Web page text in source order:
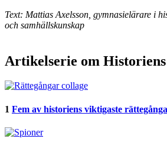
Text: Mattias Axelsson, gymnasielärare i
och samhällskunskap
Artikelserie om
1 Fem av historiens viktigaste